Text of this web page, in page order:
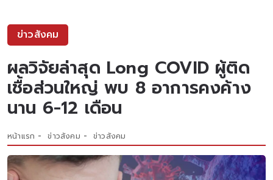
ข่าวสังคม
ผลวิจัยล่าสุด Long COVID ผู้ติด
เชื้อส่วนใหญ่ พบ 8 อาการคงค้าง
นาน 6-12 เดือน
หน้าแรก ข่าวสังคม ข่าวสังคม